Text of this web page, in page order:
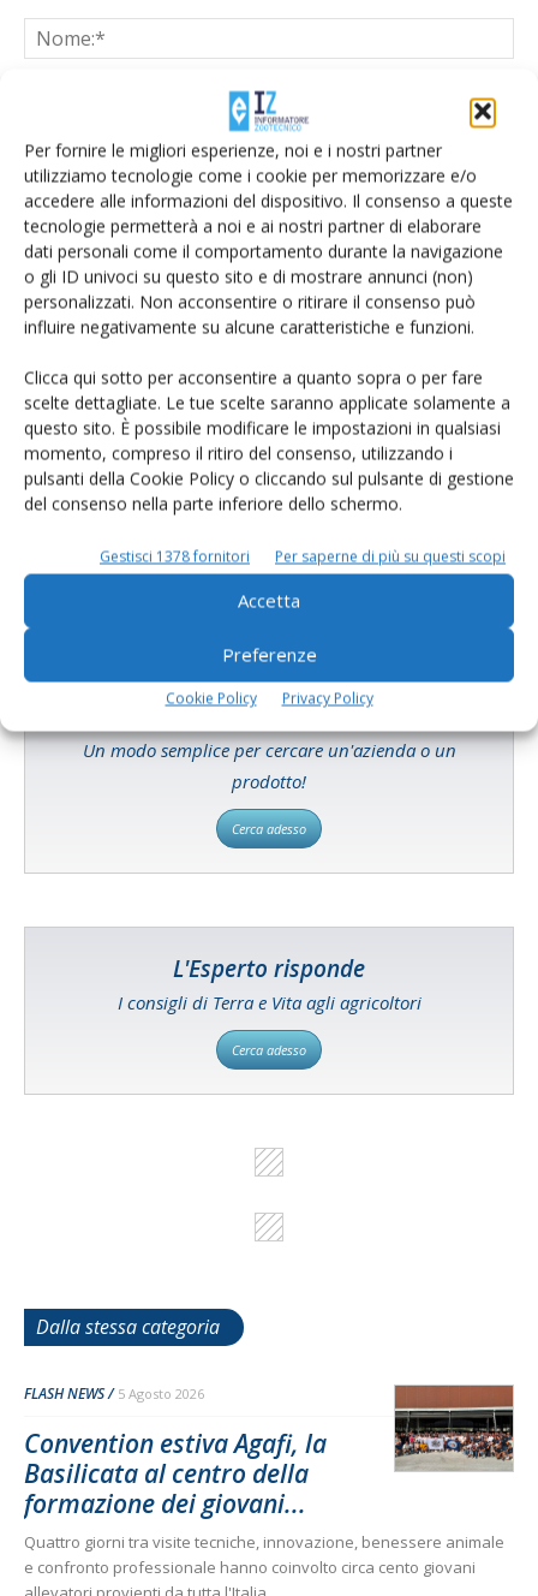
Per fornire le migliori esperienze, noi e i nostri partner
utilizziamo tecnologie come i cookie per memorizzare e/o
accedere alle informazioni del dispositivo. Il consenso a queste
tecnologie permetterà a noi e ai nostri partner di elaborare
dati personali come il comportamento durante la navigazione
o gli ID univoci su questo sito e di mostrare annunci (non)
personalizzati. Non acconsentire o ritirare il consenso può
influire negativamente su alcune caratteristiche e funzioni.
Clicca qui sotto per acconsentire a quanto sopra o per fare
scelte dettagliate. Le tue scelte saranno applicate solamente a
questo sito. È possibile modificare le impostazioni in qualsiasi
momento, compreso il ritiro del consenso, utilizzando i
pulsanti della Cookie Policy o cliccando sul pulsante di gestione
del consenso nella parte inferiore dello schermo.
Gestisci 1378 fornitori Per saperne di più su questi scopi
Accetta
Preferenze
Cookie Policy Privacy Policy
Salva il mio nome, email e sito web in questo browser per la
prossima volta che commento.
E-magazine
Tecniche, prodotti e servizi dalle aziende
Catalogo Aziende e Prodotti
Un modo semplice per cercare un'azienda o un
prodotto!
Cerca adesso
L'Esperto risponde
I consigli di Terra e Vita agli agricoltori
Cerca adesso
Dalla stessa categoria
FLASH NEWS 5 Agosto 2026
Convention estiva Agafi, la
Basilicata al centro della
formazione dei giovani...
Quattro giorni tra visite tecniche, innovazione, benessere animale
e confronto professionale hanno coinvolto circa cento giovani